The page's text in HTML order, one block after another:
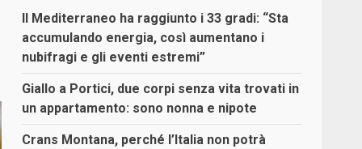
Il Mediterraneo ha raggiunto i 33 gradi: “Sta
accumulando energia, così aumentano i
nubifragi e gli eventi estremi”
Giallo a Portici, due corpi senza vita trovati in
un appartamento: sono nonna e nipote
Crans Montana, perché l’Italia non potrà